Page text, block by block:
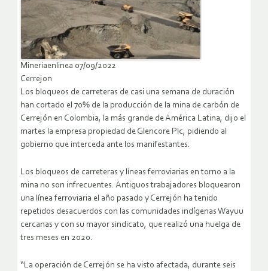
Mineriaenlinea 07/09/2022
Cerrejon
Los bloqueos de carreteras de casi una semana de duración
han cortado el 70% de la producción de la mina de carbón de
Cerrejón en Colombia, la más grande de América Latina, dijo el
martes la empresa propiedad de Glencore Plc, pidiendo al
gobierno que interceda ante los manifestantes.
Los bloqueos de carreteras y líneas ferroviarias en torno a la
mina no son infrecuentes. Antiguos trabajadores bloquearon
una línea ferroviaria el año pasado y Cerrejón ha tenido
repetidos desacuerdos con las comunidades indígenas Wayuu
cercanas y con su mayor sindicato, que realizó una huelga de
tres meses en 2020.
“La operación de Cerrejón se ha visto afectada, durante seis